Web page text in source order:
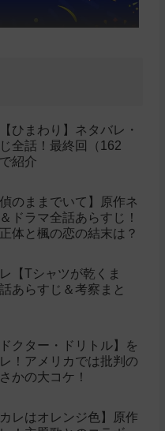
ひまわり】ネタバレ・
全話！最終回（162
紹介
偵のままでいて】原作ネ
ドラマ全話あらすじ！
体と楓の恋の結末は？
【Tシャツが乾くま
あらすじ＆考察まと
クター・ドリトル】を
！アメリカでは批判の
かの大コケ！
カレはオレンジ色】原作